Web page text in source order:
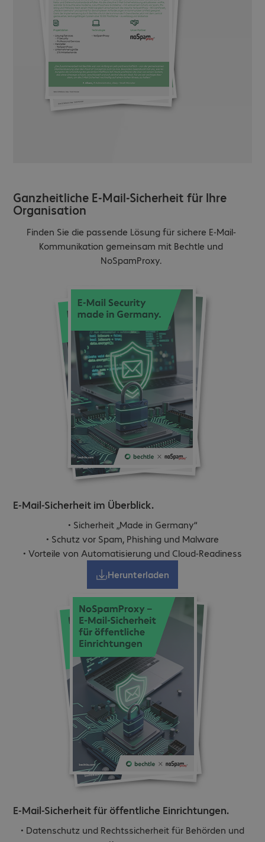
Ganzheitliche E-Mail-Sicherheit für Ihre
Organisation
Finden Sie die passende Lösung für sichere E-Mail-
Kommunikation gemeinsam mit Bechtle und
NoSpamProxy.
E-Mail-Sicherheit im Überblick.
• Sicherheit „Made in Germany“
• Schutz vor Spam, Phishing und Malware
• Vorteile von Automatisierung und Cloud-Readiness
Herunterladen
E-Mail-Sicherheit für öffentliche Einrichtungen.
• Datenschutz und Rechtssicherheit für Behörden und